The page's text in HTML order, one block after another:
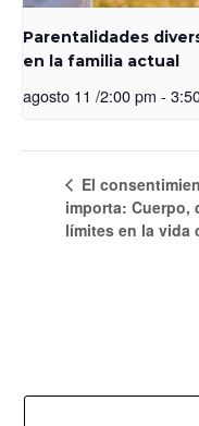
Parentalidades
en la familia actual
agosto 11 /2:00 pm -
El
importa: Cuerpo,
límites en la vida